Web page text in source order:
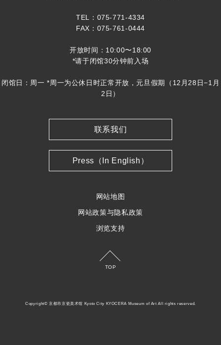
TEL：075-771-4334
FAX：075-761-0444
开放时间：10:00〜18:00
*请于闭馆30分钟前入场
闭馆日：周一 *周一为公休日时正常开放，元旦假期（12月28日−1月
2日）
联系我们
Press（In English）
网站地图
网站政策与隐私政策
浏览支持
TOP
Copyright© 京都市京瓷美术馆 Kyoto City KYOCERA Museum of Art All rights reserved.